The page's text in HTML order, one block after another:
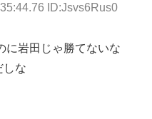
ID:Jsvs6Rus0
に岩田じゃ勝てないな
しな